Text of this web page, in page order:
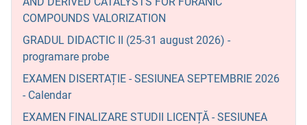
COMPOUNDS VALORIZATION
GRADUL DIDACTIC II (25-31 august 2026) -
programare probe
EXAMEN DISERTAȚIE - SESIUNEA SEPTEMBRIE 2026
- Calendar
EXAMEN FINALIZARE STUDII LICENȚĂ - SESIUNEA